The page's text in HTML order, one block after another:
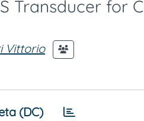
Transducer for
Vittorio
(DC)